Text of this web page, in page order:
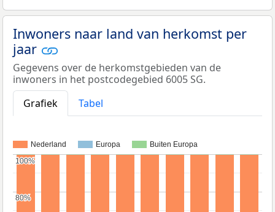
Inwoners naar land van herkomst per
jaar
Gegevens over de herkomstgebieden van de
inwoners in het postcodegebied 6005 SG.
Grafiek
Tabel
Nederland Europa Buiten Europa
80%
80%
100%
100%